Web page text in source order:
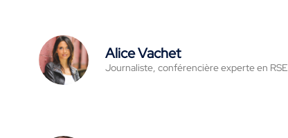
Alice Vachet
Journaliste, conférencière experte en RSE